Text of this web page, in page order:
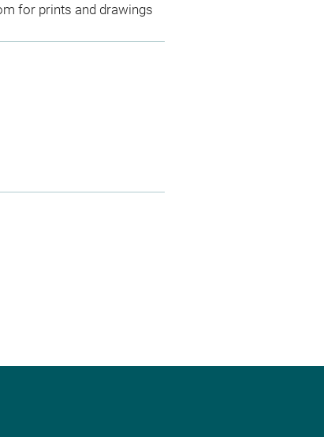
for prints and drawings